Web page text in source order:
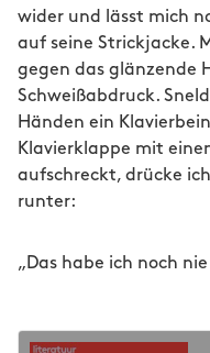
wider und lässt mich
auf seine Strickjacke.
gegen das glänzende
Schweißabdruck.
Händen ein
Klavierklappe mit
aufschreckt, drücke
runter:
„Das habe ich noch